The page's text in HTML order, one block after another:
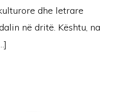
dhe letrare
në dritë. Kështu, na